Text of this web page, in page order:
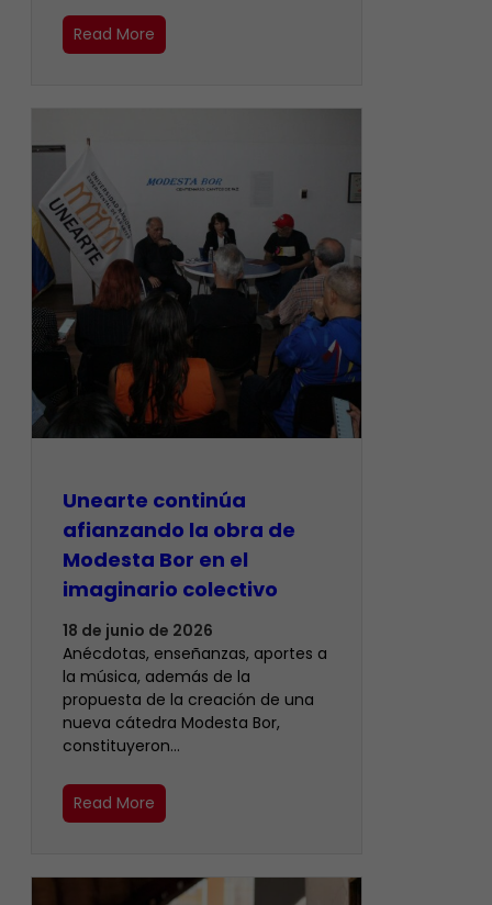
Read More
Unearte continúa
afianzando la obra de
Modesta Bor en el
imaginario colectivo
18 de junio de 2026
Anécdotas, enseñanzas, aportes a
la música, además de la
propuesta de la creación de una
nueva cátedra Modesta Bor,
constituyeron…
Read More